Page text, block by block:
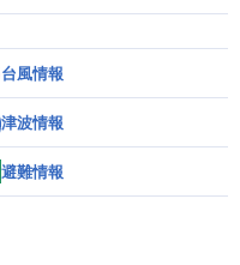
台風情報
津波情報
避難情報